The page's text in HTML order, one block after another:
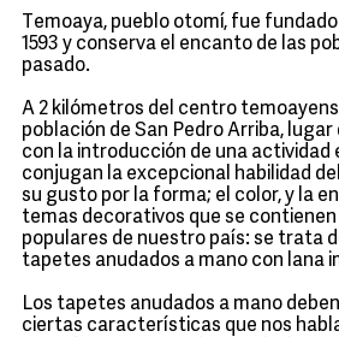
Temoaya, pueblo otomí, fue
1593 y conserva el encanto de las
pasado.
A 2 kilómetros del centro
población de San Pedro Arriba, lugar
con la introducción de una actividad
conjugan la excepcional habilidad
su gusto por la forma; el color, y la
temas decorativos que se
populares de nuestro país: se trata
tapetes anudados a mano con lana
Los tapetes anudados a mano
ciertas características que nos